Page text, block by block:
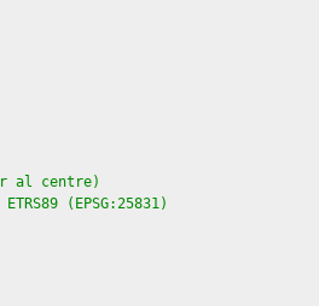
al centre)
(EPSG:25831)